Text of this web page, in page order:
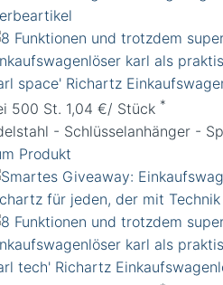
space' Richartz
500 St. 1,04 €/ Stück *
- Schlüsselanhänger -
Produkt
tech' Richartz